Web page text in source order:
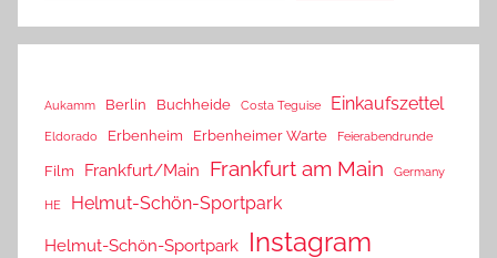
Aukamm Berlin Buchheide Costa Teguise Einkaufszettel
Eldorado Erbenheim Erbenheimer Warte Feierabendrunde
Film Frankfurt/Main Frankfurt am Main Germany
HE Helmut-Schön-Sportpark
Helmut-Schön-Sportpark Instagram